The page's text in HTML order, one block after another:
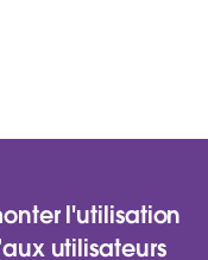
l'utilisation
utilisateurs